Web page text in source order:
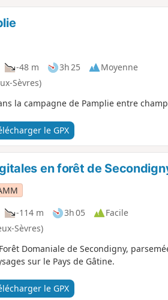
-48 m 3h 25
Moyenne
Sèvres)
la campagne de Pamplie entre
le GPX
en forêt de
-114 m 3h 05
Facile
Sèvres)
Domaniale de Secondigny,
sur le Pays de Gâtine.
le GPX